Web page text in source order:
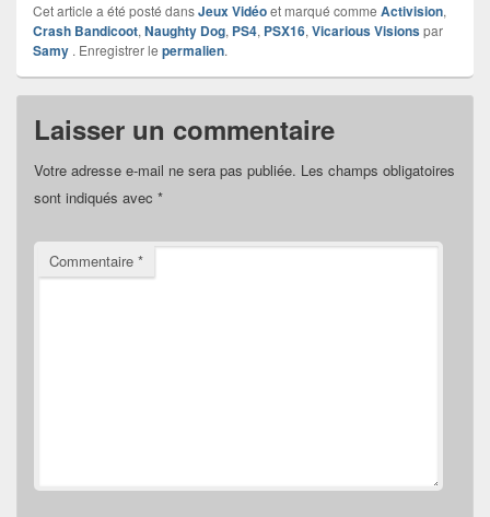
Cet article a été posté dansJeux Vidéoet marqué comme Activision,
Crash Bandicoot,Naughty Dog, PS4, PSX16,Vicarious Visionspar
Samy . Enregistrer le permalien.
Laisser un commentaire
Votre adresse e-mail ne sera pas publiée. Les champs obligatoires
sont indiqués avec *
Commentaire *